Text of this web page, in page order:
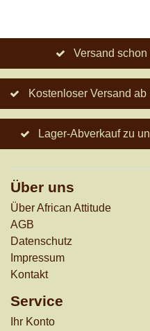
Versand
Kostenloser Versand
Lager-Abverkauf zu
Über uns
Über African Attitude
AGB
Datenschutz
Impressum
Kontakt
Service
Ihr Konto